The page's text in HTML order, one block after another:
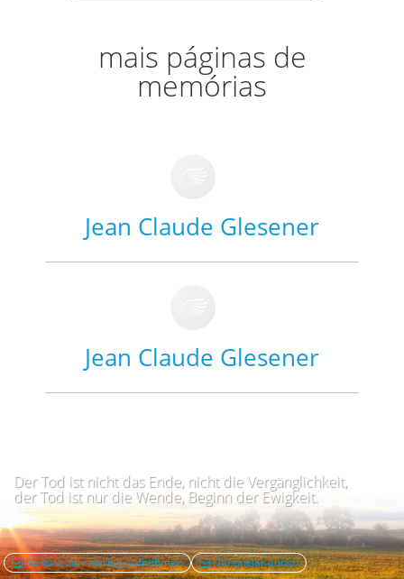
mais páginas de
memórias
Jean Claude Glesener
Jean Claude Glesener
Der Tod ist nicht das Ende, nicht die Vergänglichkeit,
der Tod ist nur die Wende, Beginn der Ewigkeit.
Kontakt zum Verlag aufnehmen Denunciar abuso